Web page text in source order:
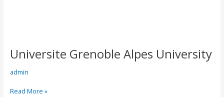
Universite Grenoble Alpes University
admin
Alpes
Read More »